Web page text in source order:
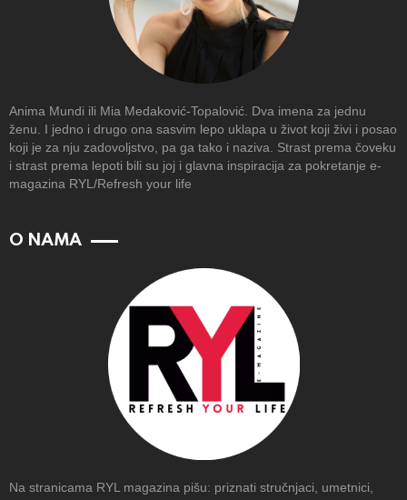
Anima Mundi ili Mia Medaković-Topalović. Dva imena za jednu
ženu. I jedno i drugo ona sasvim lepo uklapa u život koji živi i posao
koji je za nju zadovoljstvo, pa ga tako i naziva. Strast prema čoveku
i strast prema lepoti bili su joj i glavna inspiracija za pokretanje e-
magazina RYL/Refresh your life
O NAMA
Na stranicama RYL magazina pišu: priznati stručnjaci, umetnici,